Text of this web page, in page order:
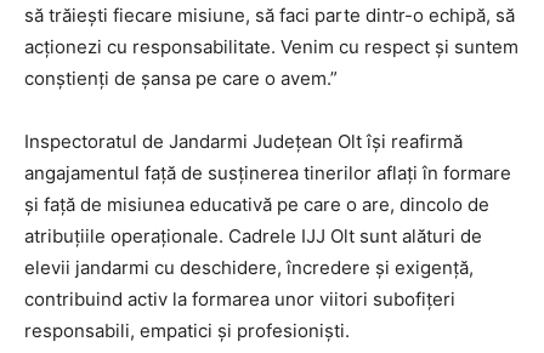
să trăiești fiecare misiune, să faci parte dintr-o echipă, să
acționezi cu responsabilitate. Venim cu respect și suntem
conștienți de șansa pe care o avem.”
Inspectoratul de Jandarmi Județean Olt își reafirmă
angajamentul față de susținerea tinerilor aflați în formare
și față de misiunea educativă pe care o are, dincolo de
atribuțiile operaționale. Cadrele IJJ Olt sunt alături de
elevii jandarmi cu deschidere, încredere și exigență,
contribuind activ la formarea unor viitori subofițeri
responsabili, empatici și profesioniști.